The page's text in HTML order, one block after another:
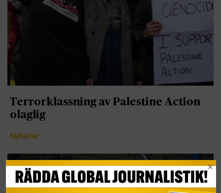
Terrorklassning av Palestine Action
olaglig
Nyheter